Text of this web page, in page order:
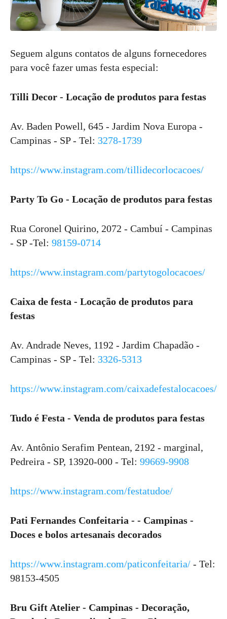
Seguem alguns contatos de alguns fornecedores
para você fazer umas festa especial:
Tilli Decor - Locação de produtos para festas
Av. Baden Powell, 645 - Jardim Nova Europa -
Campinas - SP - Tel: 3278-1739
https://www.instagram.com/tillidecorlocacoes/
Party To Go - Locação de produtos para festas
Rua Coronel Quirino, 2072 - Cambuí - Campinas
- SP -Tel: 98159-0714
https://www.instagram.com/partytogolocacoes/
Caixa de festa - Locação de produtos para
festas
Av. Andrade Neves, 1192 - Jardim Chapadão -
Campinas - SP - Tel: 3326-5313
https://www.instagram.com/caixadefestalocacoes/
Tudo é Festa - Venda de produtos para festas
Av. Antônio Serafim Pentean, 2192 - marginal,
Pedreira - SP, 13920-000 - Tel: 99669-9908
https://www.instagram.com/festatudoe/
Pati Fernandes Confeitaria - - Campinas -
Doces e bolos artesanais decorados
https://www.instagram.com/paticonfeitaria/ - Tel:
98153-4505
Bru Gift Atelier - Campinas - Decoração,